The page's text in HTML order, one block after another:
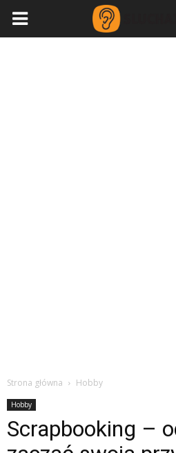
Strona główna Hobby
Hobby
Scrapbooking –